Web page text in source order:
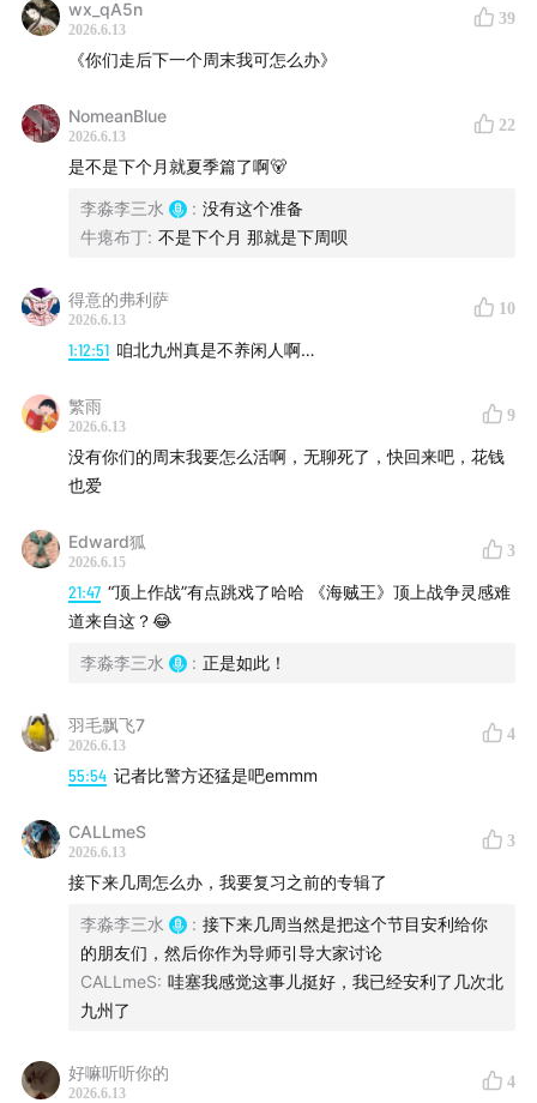
/互动福利/
高的3名听众可获得「日谈物语新一季第一集免费收听」
福利。
*点赞数统计截至2026年6月20日（下周六）晚20 : 00
奖听众于6月22日（下下周一）中午12 : 00前添加小日微
信：bbpark2016，核实后我们会为大家发放礼物。
｜商务合作｜
欢迎发送邮件至 bbpark@ritanbbpark.com
wx_qA5n
2026.6.13
39
《你们走后下一个周末我可怎么办》
NomeanBlue
2026.6.13
22
是不是下个月就夏季篇了啊🐻
李淼李三水 : 没有这个准备
牛瘪布丁: 不是下个月 那就是下周呗
得意的弗利萨
2026.6.13
10
1:12:51 咱北九州真是不养闲人啊…
繁雨
2026.6.13
9
没有你们的周末我要怎么活啊，无聊死了，快回来吧，花钱
也爱
Edward狐
2026.6.15
3
21:47 “顶上作战”有点跳戏了哈哈 《海贼王》顶上战争灵感难
道来自这？😂
李淼李三水 : 正是如此！
羽毛飘飞7
2026.6.13
4
55:54 记者比警方还猛是吧emmm
CALLmeS
2026.6.13
3
接下来几周怎么办，我要复习之前的专辑了
李淼李三水 : 接下来几周当然是把这个节目安利给你
的朋友们，然后你作为导师引导大家讨论
CALLmeS: 哇塞我感觉这事儿挺好，我已经安利了几次北
九州了
好嘛听听你的
2026.6.13
4